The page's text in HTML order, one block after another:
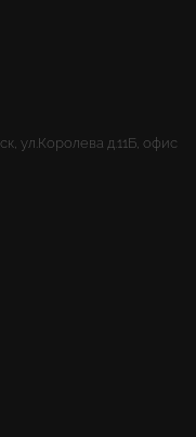
ул.Королева д.11Б, офис